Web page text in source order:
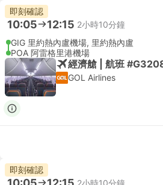
即刻確認
10:05 12:15 2小時10分鐘
GIG 里約熱內盧機場, 里約熱內盧
POA 阿雷格里港機場
經濟艙 | 航班
GOL Airlines
即刻確認
2小時10分鐘